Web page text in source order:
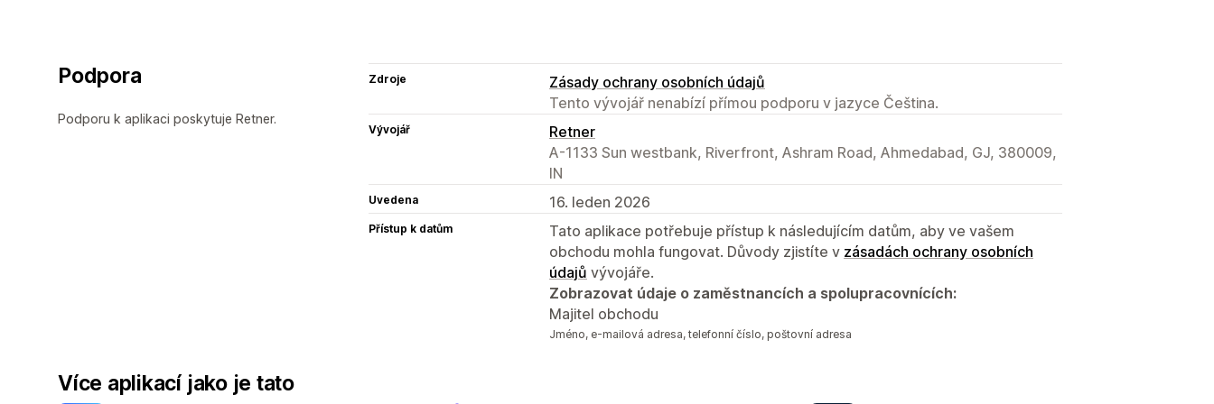
Podpora
Podporu k aplikaci poskytuje Retner.
Zdroje
Zásady ochrany osobních údajů
Tento vývojář nenabízí přímou podporu v jazyce Čeština.
Vývojář
Retner
A-1133 Sun westbank, Riverfront, Ashram Road, Ahmedabad, GJ, 380009,
IN
Uvedena 16. leden 2026
Přístup k datům
Tato aplikace potřebuje přístup k následujícím datům, aby ve vašem
obchodu mohla fungovat. Důvody zjistíte v zásadách ochrany osobních
údajů vývojáře.
Zobrazovat údaje o zaměstnancích a spolupracovnících:
Majitel obchodu
Jméno, e‑mailová adresa, telefonní číslo, poštovní adresa
Více aplikací jako je tato